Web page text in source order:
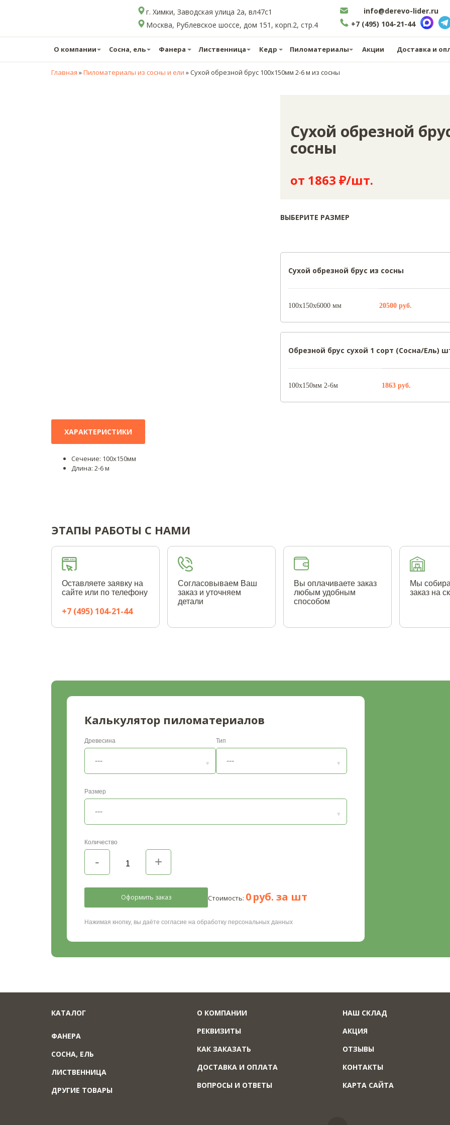
г. Химки, Заводская улица 2а, вл47с1
Москва, Рублевское шоссе, дом 151, корп.2, стр.4
info@derevo-lider.ru
+7 (495) 104-21-44
О компании Сосна, ель Фанера Лиственница Кедр Пиломатериалы Акции Доставка и
Главная »Пиломатериалы из сосны и ели »Сухой обрезной брус 100х150мм 2-6 м из сосны
Сухой обрезной
сосны
от 1863 ₽/шт.
ВЫБЕРИТЕ РАЗМЕР
Сухой обрезной брус из сосны
100х150х6000 мм 20500 руб.
Обрезной брус сухой 1 сорт (Сосна/Ель)
100х150мм 2-6м 1863 руб.
ХАРАКТЕРИСТИКИ
Сечение: 100х150мм
Длина: 2-6 м
ЭТАПЫ РАБОТЫ С НАМИ
Оставляете заявку на
сайте или по телефону
+7 (495) 104-21-44
Согласовываем Ваш
заказ и уточняем
детали
Вы оплачиваете заказ
любым удобным
способом
Мы
заказ на
Калькулятор пиломатериалов
Древесина Тип
Размер
Количество
Оформить заказ Стоимость: 0руб. за шт
Нажимая кнопку, вы даёте согласие на обработку персональных данных
КАТАЛОГ
ФАНЕРА
СОСНА, ЕЛЬ
ЛИСТВЕННИЦА
ДРУГИЕ ТОВАРЫ
О КОМПАНИИ
РЕКВИЗИТЫ
КАК ЗАКАЗАТЬ
ДОСТАВКА И ОПЛАТА
ВОПРОСЫ И ОТВЕТЫ
НАШ СКЛАД
АКЦИЯ
ОТЗЫВЫ
КОНТАКТЫ
КАРТА САЙТА